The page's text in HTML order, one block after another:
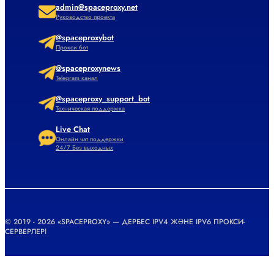
admin@spaceproxy.net
Руководство проекта
@spaceproxybot
Прокси бот
@spaceproxynews
Telegram канал
@spaceproxy_support_bot
Техническая поддержка
Live Chat
Онлайн чат поддержки
24/7 Без выходных
© 2019 - 2026 «SPACEPROXY» — ДЕРБЕС IPV4 ЖӘНЕ IPV6 ПРОКСИ-
СЕРВЕРЛЕРІ